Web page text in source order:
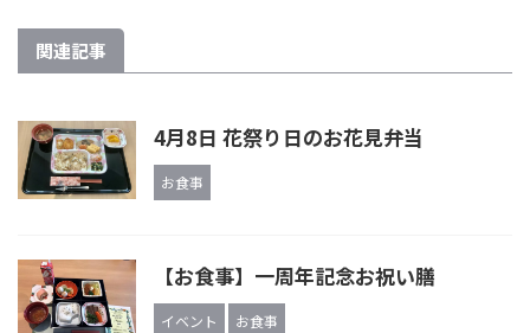
関連記事
4月8日 花祭り日のお花見弁当
お食事
【お食事】一周年記念お祝い膳
イベント お食事